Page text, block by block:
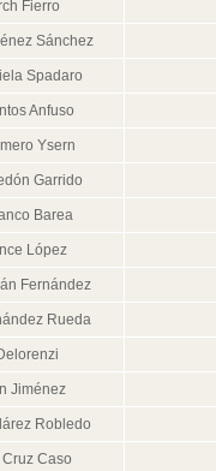
Fierro
Sánchez
Spadaro
Anfuso
Ysern
Garrido
Barea
López
Fernández
Rueda
Jiménez
Robledo
Caso